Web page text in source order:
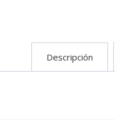
Descripción